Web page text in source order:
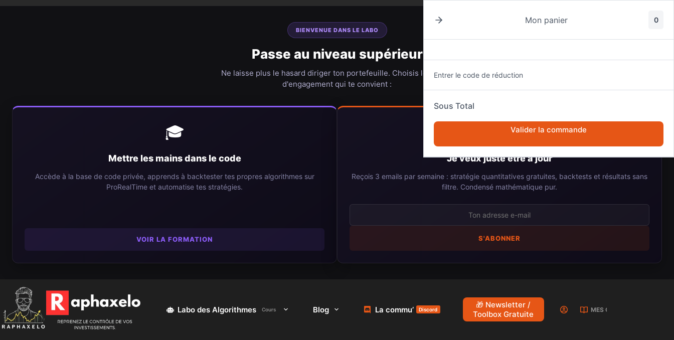
Passer
BIENVENUE DANS LE LABO
Passe au niveau supérieur
Ne laisse plus le hasard diriger ton portefeuille. Choisis le niveau
d'engagement qui te convient :
🎓
Mettre les mains dans le code
Accède à la base de code privée, apprends à backtester tes propres algorithmes sur
ProRealTime et automatise tes stratégies.
VOIR LA FORMATION
Je veux juste être à jour
Reçois 3 emails par semaine : stratégie quantitatives gratuites, backtests et résultats sans
filtre. Condensé mathématique pur.
S'ABONNER
Labo des Algorithmes Cours Blog La commu’ Discord
🎁 Newsletter /
Toolbox Gratuite
MES COURS
Mon panier 0
Entrer le code de réduction
Sous Total
Valider la commande